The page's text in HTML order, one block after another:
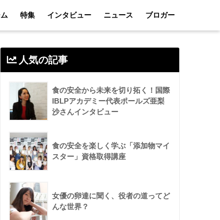
特集 インタビュー ニュース ブロガー
人気の記事
食の安全から未来を切り拓く！国際
IBLPアカデミー代表ポールズ亜梨
沙さんインタビュー
食の安全を楽しく学ぶ「添加物マイ
スター」資格取得講座
女優の卵達に聞く、役者の道ってど
んな世界？